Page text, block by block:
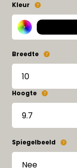
Kleur
Breedte
Hoogte
Spiegelbeeld